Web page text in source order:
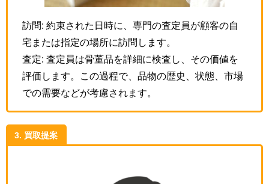
訪問: 約束された日時に、専門の査定員が顧客の自
宅または指定の場所に訪問します。
査定: 査定員は骨董品を詳細に検査し、その価値を
評価します。この過程で、品物の歴史、状態、市場
での需要などが考慮されます。
3. 買取提案